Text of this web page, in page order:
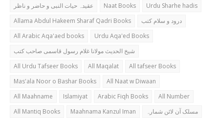
عقیدہ حیات النبی و حاضر و ناظر
Naat Books
Urdu Sharhe hadis
Allama Abdul Hakeem Sharaf Qadri Books
درود و سلام کتب
All Arabic Aqa'aed books
Urdu Aqa'ed Books
شیخ الحدیث مولانا غلام رسول قاسمی صاحب کتب
All Urdu Tafseer Books
All Maqalat
All tafseer Books
Mas'ala Noor o Bashar Books
All Naat w Diwaan
All Maahname
Islamiyat Arabic Fiqh Books
All Number
All Mantiq Books
Maahnama Kanzul Iman
مسلک آن لائن شمارہ